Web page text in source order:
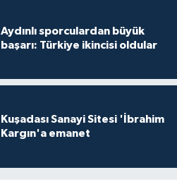
Aydınlı sporculardan büyük
başarı: Türkiye ikincisi oldular
Kuşadası Sanayi Sitesi 'İbrahim
Kargın'a emanet